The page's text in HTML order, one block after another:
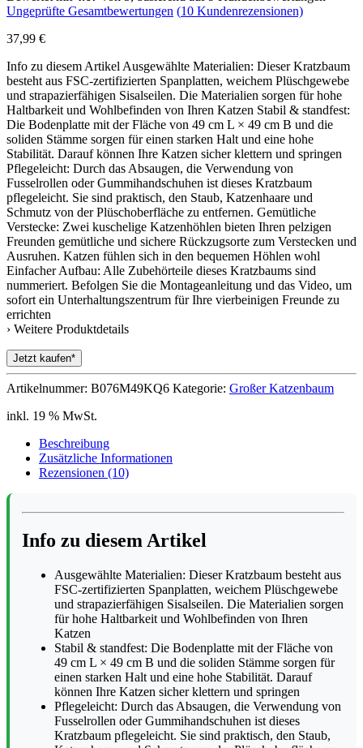
Ungeprüfte Gesamtbewertungen (10 Kundenrezensionen)
37,99 €
Info zu diesem Artikel Ausgewählte Materialien: Dieser Kratzbaum
besteht aus FSC-zertifizierten Spanplatten, weichem Plüschgewebe
und strapazierfähigen Sisalseilen. Die Materialien sorgen für hohe
Haltbarkeit und Wohlbefinden von Ihren Katzen Stabil & standfest:
Die Bodenplatte mit der Fläche von 49 cm L × 49 cm B und die
soliden Stämme sorgen für einen starken Halt und eine hohe
Stabilität. Darauf können Ihre Katzen sicher klettern und springen
Pflegeleicht: Durch das Absaugen, die Verwendung von
Fusselrollen oder Gummihandschuhen ist dieses Kratzbaum
pflegeleicht. Sie sind praktisch, den Staub, Katzenhaare und
Schmutz von der Plüschoberfläche zu entfernen. Gemütliche
Verstecke: Zwei kuschelige Katzenhöhlen bieten Ihren pelzigen
Freunden gemütliche und sichere Rückzugsorte zum Verstecken und
Ausruhen. Katzen fühlen sich in den bequemen Höhlen wohl
Einfacher Aufbau: Alle Zubehörteile dieses Kratzbaums sind
nummeriert. Befolgen Sie die Montageanleitung und das Video, um
sofort ein Unterhaltungszentrum für Ihre vierbeinigen Freunde zu
errichten
› Weitere Produktdetails
Jetzt kaufen*
Artikelnummer: B076M49KQ6 Kategorie: Großer Katzenbaum
inkl. 19 % MwSt.
Beschreibung
Zusätzliche Informationen
Rezensionen (10)
Info zu diesem Artikel
Ausgewählte Materialien: Dieser Kratzbaum besteht aus
FSC-zertifizierten Spanplatten, weichem Plüschgewebe
und strapazierfähigen Sisalseilen. Die Materialien sorgen
für hohe Haltbarkeit und Wohlbefinden von Ihren
Katzen
Stabil & standfest: Die Bodenplatte mit der Fläche von
49 cm L × 49 cm B und die soliden Stämme sorgen für
einen starken Halt und eine hohe Stabilität. Darauf
können Ihre Katzen sicher klettern und springen
Pflegeleicht: Durch das Absaugen, die Verwendung von
Fusselrollen oder Gummihandschuhen ist dieses
Kratzbaum pflegeleicht. Sie sind praktisch, den Staub,